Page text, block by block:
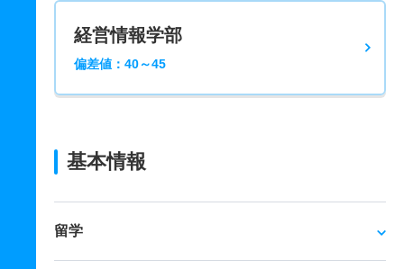
経営情報学部
偏差値：40～45
基本情報
留学